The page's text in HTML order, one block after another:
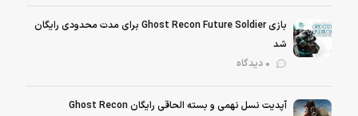
بازی Ghost Recon Future Soldier برای مدت محدودی رایگان
شد
آپدیت نسل نهمی و بسته الحاقی رایگان Ghost Recon